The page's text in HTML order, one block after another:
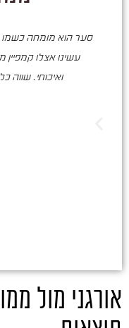
סער הוא מומחה כשמו
עשינו אצלו קמפיין
ואיכותי. שווה
אורגני מול